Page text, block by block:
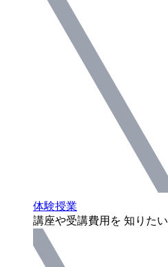
体験授業
講座や受講費用を 知りたい